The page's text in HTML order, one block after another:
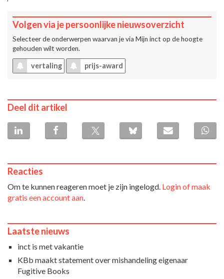
Volgen via je persoonlijke nieuwsoverzicht
Selecteer de onderwerpen waarvan je via Mijn inct op de hoogte
gehouden wilt worden.
vertaling prijs-award
Deel dit artikel
Reacties
Om te kunnen reageren moet je zijn ingelogd. Login of maak
gratis een account aan.
Laatste nieuws
inct is met vakantie
KBb maakt statement over mishandeling eigenaar
Fugitive Books